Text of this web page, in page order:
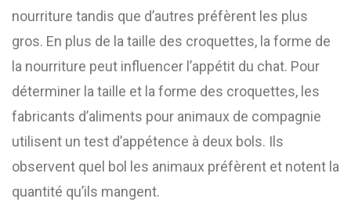
nourriture tandis que d’autres préfèrent les plus
gros. En plus de la taille des croquettes, la forme de
la nourriture peut influencer l’appétit du chat. Pour
déterminer la taille et la forme des croquettes, les
fabricants d’aliments pour animaux de compagnie
utilisent un test d’appétence à deux bols. Ils
observent quel bol les animaux préfèrent et notent la
quantité qu’ils mangent.